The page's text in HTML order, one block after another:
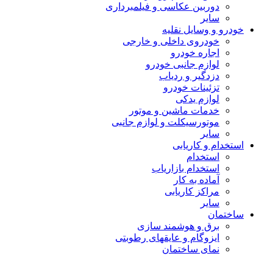
دوربین عکاسی و فیلمبرداری
سایر
خودرو و وسایل نقلیه
خودروی داخلی و خارجی
اجاره خودرو
لوازم جانبی خودرو
دزدگیر و ردیاب
تزئینات خودرو
لوازم یدکی
خدمات ماشین و موتور
موتورسیکلت و لوازم جانبی
سایر
استخدام و کاریابی
استخدام
استخدام بازاریاب
آماده به کار
مراکز کاریابی
سایر
ساختمان
برق و هوشمند سازی
ایزوگام و عایقهای رطوبتی
نمای ساختمان